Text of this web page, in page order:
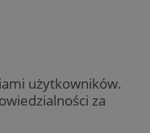
użytkowników.
za